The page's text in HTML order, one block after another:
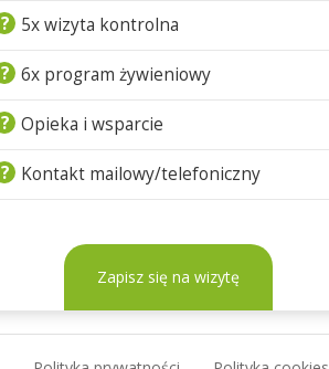
? 5x wizyta kontrolna
? 6x program żywieniowy
? Opieka i wsparcie
? Kontakt mailowy/telefoniczny
Zapisz się na wizytę